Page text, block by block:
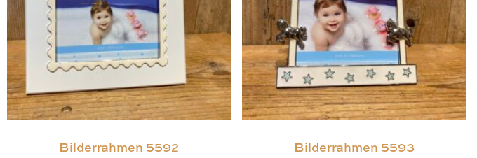
Bilderrahmen 5592 Bilderrahmen 5593